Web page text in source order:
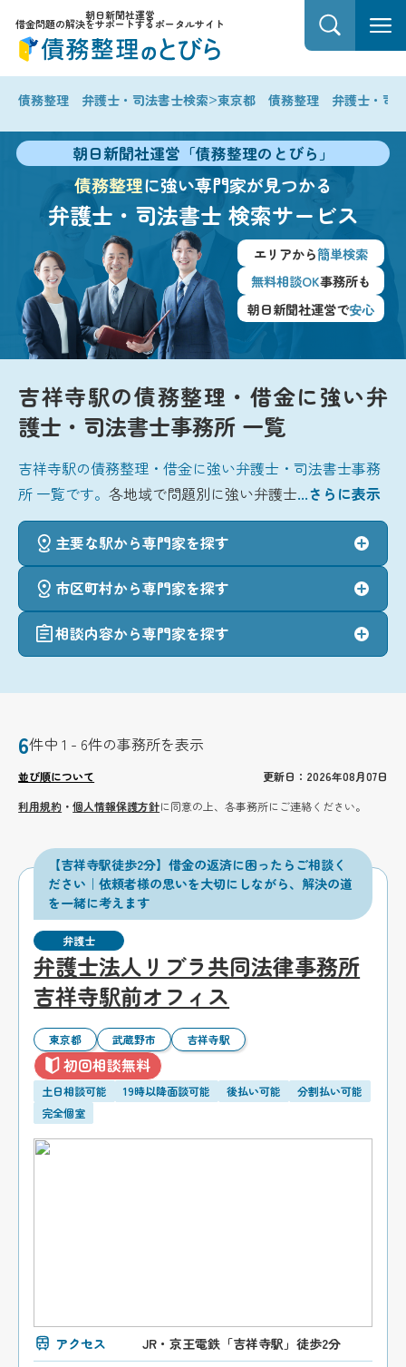
朝日新聞社運営
借金問題の解決をサポートするポータルサイト
債務整理 弁護士・司法書士検索>東京都 債務整理 弁護士・司
朝日新聞社運営「債務整理のとびら」
債務整理に強い専門家が見つかる
弁護士・司法書士 検索サービス
エリアから簡単検索
無料相談OK事務所も
朝日新聞社運営で安心
吉祥寺駅の債務整理・借金に強い弁
護士・司法書士事務所 一覧
吉祥寺駅の債務整理・借金に強い弁護士・司法書士事務
所 一覧です。各地域で問題別に強い弁護士...さらに表示
主要な駅から専門家を探す
市区町村から専門家を探す
相談内容から専門家を探す
6件中 1 - 6件の事務所を表示
並び順について
更新日：2026年08月07日
利用規約 ・個人情報保護方針に同意の上、各事務所にご連絡ください。
【吉祥寺駅徒歩2分】借金の返済に困ったらご相談く
ださい｜依頼者様の思いを大切にしながら、解決の道
を一緒に考えます
弁護士
弁護士法人リブラ共同法律事務所
吉祥寺駅前オフィス
東京都 武蔵野市 吉祥寺駅
初回相談無料
土日相談可能 19時以降面談可能 後払い可能
分割払い可能
完全個室
アクセス JR・京王電鉄「吉祥寺駅」徒歩2分